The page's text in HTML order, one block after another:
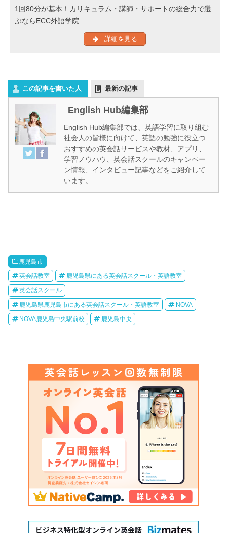
1回80分が基本！カリキュラム・講師・サポートの総合力で選
ぶならECC外語学院
詳細を見る
この記事を書いた人 最新の記事
English Hub編集部
English Hub編集部では、英語学習に取り組む
社会人の皆様に向けて、英語の勉強に役立つ
おすすめの英会話サービスや教材、アプリ、
学習ノウハウ、英会話スクールのキャンペー
ン情報、インタビュー記事などをご紹介して
います。
鹿児島市
英会話教室 鹿児島県にある英会話スクール・英語教室
英会話スクール
鹿児島県鹿児島市にある英会話スクール・英語教室 NOVA
NOVA鹿児島中央駅前校 鹿児島中央